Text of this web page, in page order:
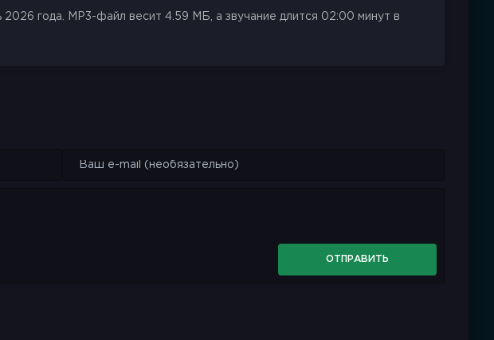
года. MP3-файл весит 4.59 МБ, а звучание длится 02:00 минут в
ОТПРАВИТЬ